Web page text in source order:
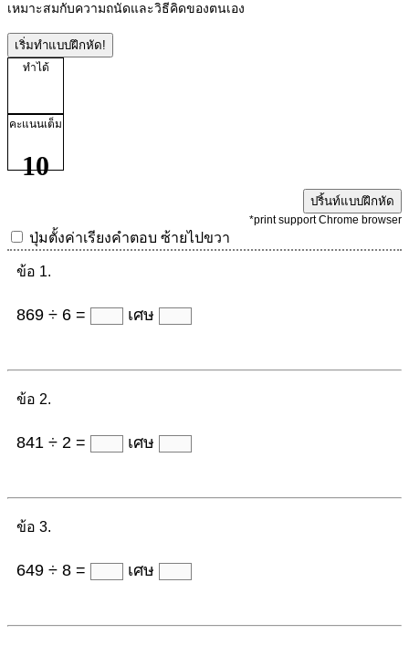
เหมาะสมกับความถนัดและวิธีคิดของตนเอง
เริ่มทำแบบฝึกหัด!
ทำได้
คะแนนเต็ม
10
ปริ้นท์แบบฝึกหัด
*print support Chrome browser
ปุ่มตั้งค่าเรียงคำตอบ ซ้ายไปขวา
ข้อ 1.
869 ÷ 6 = เศษ
ข้อ 2.
841 ÷ 2 = เศษ
ข้อ 3.
649 ÷ 8 = เศษ